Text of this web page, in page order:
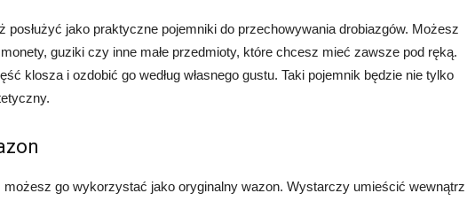
posłużyć jako praktyczne pojemniki do przechowywania drobiazgów. Możesz
guziki czy inne małe przedmioty, które chcesz mieć zawsze pod ręką.
klosza i ozdobić go według własnego gustu. Taki pojemnik będzie nie tylko
go wykorzystać jako oryginalny wazon. Wystarczy umieścić wewnątrz